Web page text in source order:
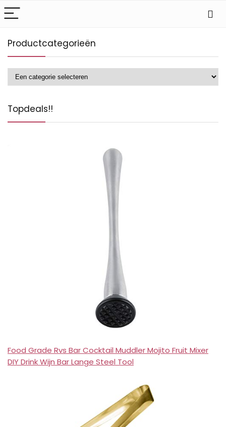
Productcategorieën
Topdeals!!
Food Grade Rvs Bar Cocktail Muddler Mojito Fruit Mixer
DIY Drink Wijn Bar Lange Steel Tool